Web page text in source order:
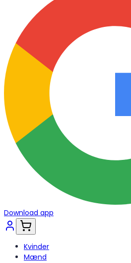
Download app
Kvinder
Mænd